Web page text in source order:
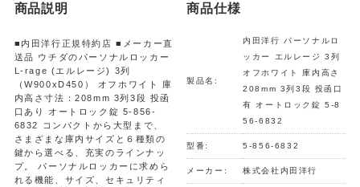
商品説明
■内田洋行正規特約店 ■メーカー直
送品 ウチダのパーソナルロッカー
L-rage (エルレージ) 3列
（W900xD450） オフホワイト 庫
内高さ寸法：208mm 3列3段 投函
口あり オートロック錠 5-856-
6832 コンパクトから大型まで、
さまざまな庫内サイズと６種類の
鍵から選べる、充実のラインナッ
プ。 パーソナルロッカーに求めら
れる機能、サイズ、セキュリティ
商品仕様
製品名:
内田洋行 パーソナルロ
ッカー エルレージ 3列
オフホワイト 庫内高さ
208mm 3列3段 投函口
有 オートロック錠 5-8
56-6832
型番: 5-856-6832
メーカー: 株式会社内田洋行